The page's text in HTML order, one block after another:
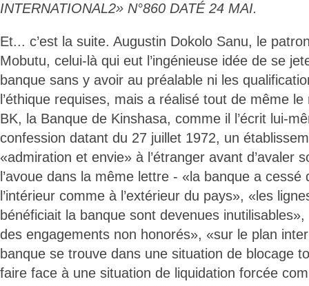
INTERNATIONAL2» N°860 DATÉ 24 MAI.
Et... c’est la suite. Augustin Dokolo Sanu, le
Mobutu, celui-là qui eut l’ingénieuse idée de se
banque sans y avoir au préalable ni les
l’éthique requises, mais a réalisé tout de même
BK, la Banque de Kinshasa, comme il l’écrit lui-
confession datant du 27 juillet 1972, un
«admiration et envie» à l’étranger avant d’avaler
l’avoue dans la même lettre - «la banque a cessé
l’intérieur comme à l’extérieur du pays», «les
bénéficiait la banque sont devenues inutilisables»,
des engagements non honorés», «sur le plan
banque se trouve dans une situation de blocage
faire face à une situation de liquidation forcée